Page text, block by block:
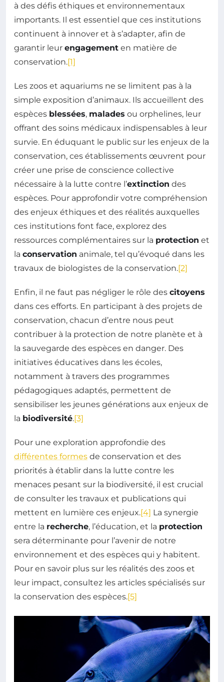
à des défis éthiques et environnementaux
importants. Il est essentiel que ces institutions
continuent à innover et à s’adapter, afin de
garantir leur engagement en matière de
conservation.[1]
Les zoos et aquariums ne se limitent pas à la
simple exposition d’animaux. Ils accueillent des
espèces blessées, malades ou orphelines, leur
offrant des soins médicaux indispensables à leur
survie. En éduquant le public sur les enjeux de la
conservation, ces établissements œuvrent pour
créer une prise de conscience collective
nécessaire à la lutte contre l’extinction des
espèces. Pour approfondir votre compréhension
des enjeux éthiques et des réalités auxquelles
ces institutions font face, explorez des
ressources complémentaires sur la protection et
la conservation animale, tel qu’évoqué dans les
travaux de biologistes de la conservation.[2]
Enfin, il ne faut pas négliger le rôle des citoyens
dans ces efforts. En participant à des projets de
conservation, chacun d’entre nous peut
contribuer à la protection de notre planète et à
la sauvegarde des espèces en danger. Des
initiatives éducatives dans les écoles,
notamment à travers des programmes
pédagogiques adaptés, permettent de
sensibiliser les jeunes générations aux enjeux de
la biodiversité.[3]
Pour une exploration approfondie des
différentes formes de conservation et des
priorités à établir dans la lutte contre les
menaces pesant sur la biodiversité, il est crucial
de consulter les travaux et publications qui
mettent en lumière ces enjeux.[4] La synergie
entre la recherche, l’éducation, et la protection
sera déterminante pour l’avenir de notre
environnement et des espèces qui y habitent.
Pour en savoir plus sur les réalités des zoos et
leur impact, consultez les articles spécialisés sur
la conservation des espèces.[5]